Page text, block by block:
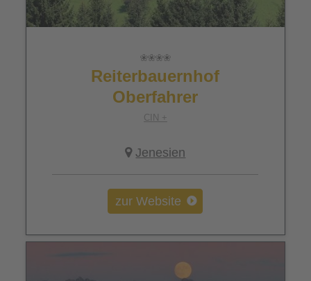
Reiterbauernhof
Oberfahrer
CIN +
Jenesien
zur Website